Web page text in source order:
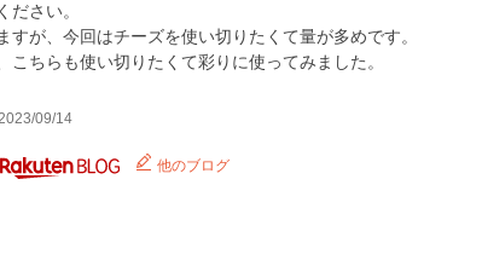
ださい。
が、今回はチーズを使い切りたくて量が多めです。
ちらも使い切りたくて彩りに使ってみました。
09/14
他のブログ